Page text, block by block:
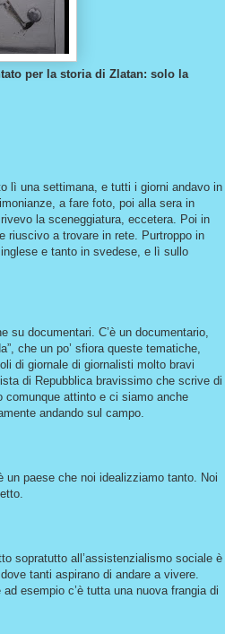
per la storia di Zlatan: solo la
lì una settimana, e tutti i giorni andavo in
a fare foto, poi alla sera in
la sceneggiatura, eccetera. Poi in
riuscivo a trovare in rete. Purtroppo in
e tanto in svedese, e lì sullo
su documentari. C’è un documentario,
che un po’ sfiora queste tematiche,
di giornale di giornalisti molto bravi
di Repubblica bravissimo che scrive di
attinto e ci siamo anche
andando sul campo.
paese che noi idealizziamo tanto. Noi
sopratutto all’assistenzialismo sociale è
tanti aspirano di andare a vivere.
esempio c’è tutta una nuova frangia di